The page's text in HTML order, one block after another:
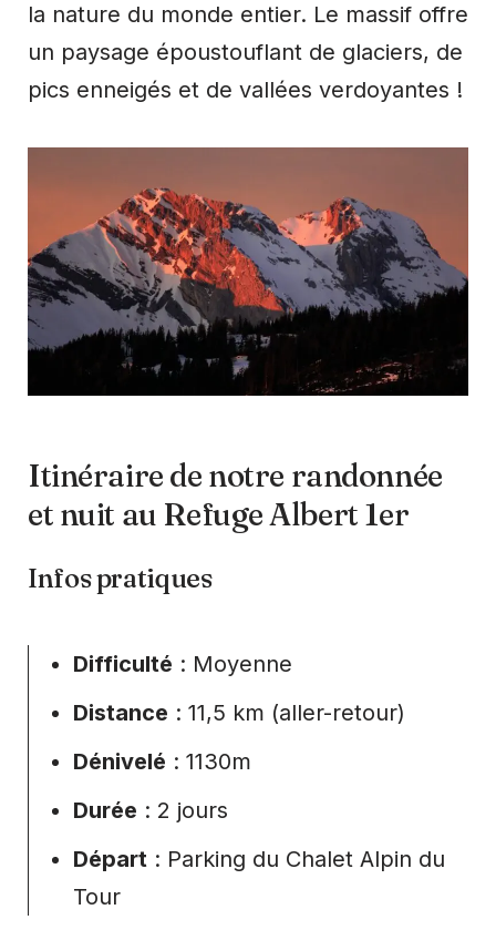
la nature du monde entier. Le massif offre
un paysage époustouflant de glaciers, de
pics enneigés et de vallées verdoyantes !
Itinéraire de notre randonnée
et nuit au Refuge Albert 1er
Infos pratiques
Difficulté : Moyenne
Distance : 11,5 km (aller-retour)
Dénivelé : 1130m
Durée : 2 jours
Départ : Parking du Chalet Alpin du
Tour